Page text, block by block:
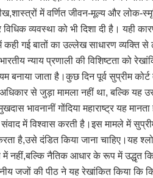
में वर्णित जीवन-मूल्य और लोक-
व्यवस्था को भी दिशा दी है। यही
कही गई बातों का उल्लेख साधारण व्यक्ति
न्याय प्रणाली की विशिष्टता को
जाता है।कुछ दिन पूर्व सुप्रीम कोर्ट
से जुड़ा मामला नहीं था, बल्कि यह
गोंदिया महाराष्ट्र यह मानता
में विश्वास करती है।इस मामले में
है,उसे दंडित किया जाना चाहिए।यह
नहीं,बल्कि नैतिक आधार के रूप में उद्धृत
जजों की पीठ ने यह रेखांकित किया कि